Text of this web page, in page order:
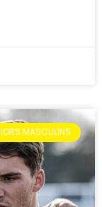
MASCULINS